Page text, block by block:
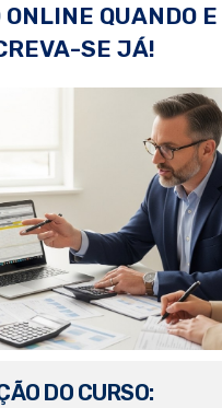
QUANDO E
SE JÁ!
DO CURSO: